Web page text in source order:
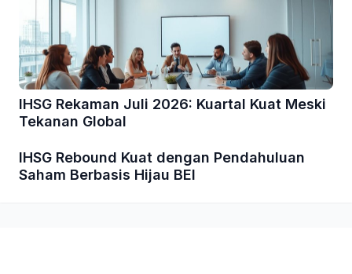
IHSG Rekaman Juli 2026: Kuartal Kuat Meski
Tekanan Global
IHSG Rebound Kuat dengan Pendahuluan
Saham Berbasis Hijau BEI